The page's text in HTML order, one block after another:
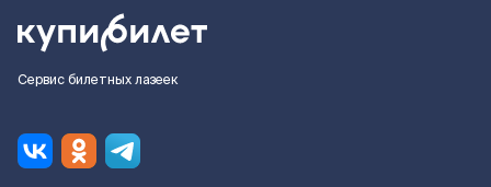
Сервис билетных лазеек